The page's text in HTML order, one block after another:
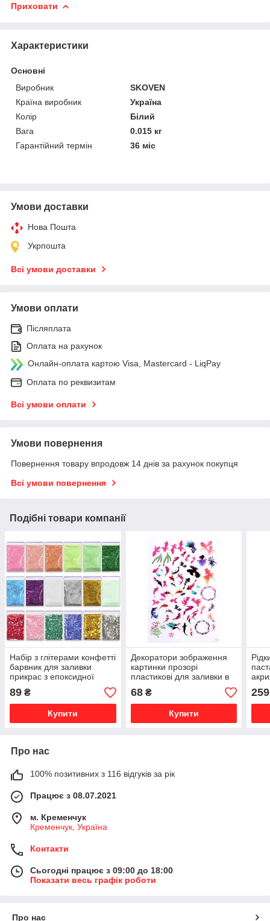
Приховати
Характеристики
Основні
Виробник
SKOVEN
Країна виробник
Україна
Колір
Білий
Вага
0.015 кг
Гарантійний термін
36 міс
Умови доставки
Нова Пошта
Укрпошта
Всі умови доставки
Умови оплати
Післяплата
Оплата на рахунок
Онлайн-оплата картою Visa, Mastercard - LiqPay
Оплата по реквизитам
Всі умови оплати
Умови повернення
Повернення товару впродовж 14 днів за рахунок покупця
Всі умови повернення
Подібні товари компанії
Набір з глітерами конфетті
барвник для заливки
прикрас з епоксидної
смоли скрапбукінгу 18
кольорів 47 грам SKOVEN
89 ₴
Купити
Декоратори зображення
картинки прозорі
пластикові для заливки в
епоксидну смолу,
скрапбукінгу, Риби 10,5х15
см
68₴
Купити
100
259
Про нас
100% позитивних з 116 відгуків за рік
Працює з 08.07.2021
м. Кременчук
Кременчук, Україна
Контакти
Сьогодні працює з 09:00 до 18:00
Показати весь графік роботи
Про нас